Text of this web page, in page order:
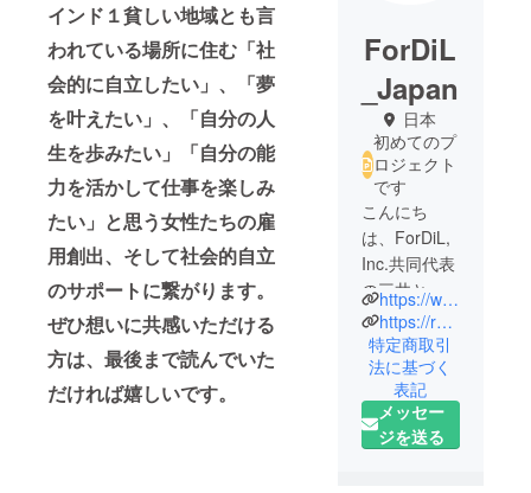
インド１貧しい地域とも言
われている場所に住む「社
会的に自立したい」、「夢
を叶えたい」、「自分の人
生を歩みたい」「自分の能
力を活かして仕事を楽しみ
たい」と思う女性たちの雇
用創出、そして社会的自立
のサポートに繋がります。
ぜひ想いに共感いただける
方は、最後まで読んでいた
だければ嬉しいです。
ForDiL
_Japan
日本
初めてのプ
ロジェクト
です
こんにち
は、ForDiL,
Inc.共同代表
の三井と薄
田です。
「一人ひと
りが可能性
を最大限発
揮できる社
会をつく
https://www.fordil.com/
https://rangorie.com/
特定商取引
法に基づく
表記
メッセー
ジを送る